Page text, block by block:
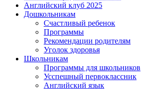
Английский клуб 2025
Дошкольникам
Счастливый ребенок
Программы
Рекомендации родителям
Уголок здоровья
Школьникам
Программы для школьников
Усспешный первоклассник
Английский язык